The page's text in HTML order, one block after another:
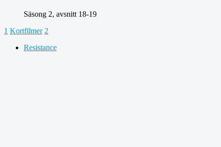
Säsong 2, avsnitt 18-19
1 Kortfilmer 2
Resistance